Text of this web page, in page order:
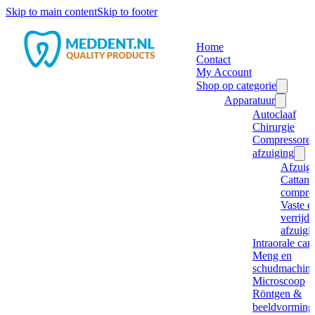
Skip to main contentSkip to footer
Home
Contact
My Account
Shop op categorie
Apparatuur
Autoclaaf
Chirurgie
afzuiging
Cattani
Vaste
Intraorale
Meng en
Microscoop
Röntgen &
beeldvorming